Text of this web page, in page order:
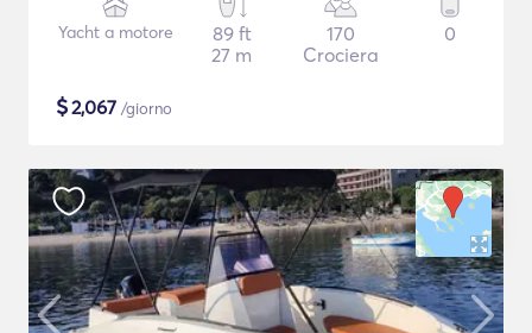
Yacht a motore
89 ft
27 m
170
Crociera
0
$2,067 /giorno